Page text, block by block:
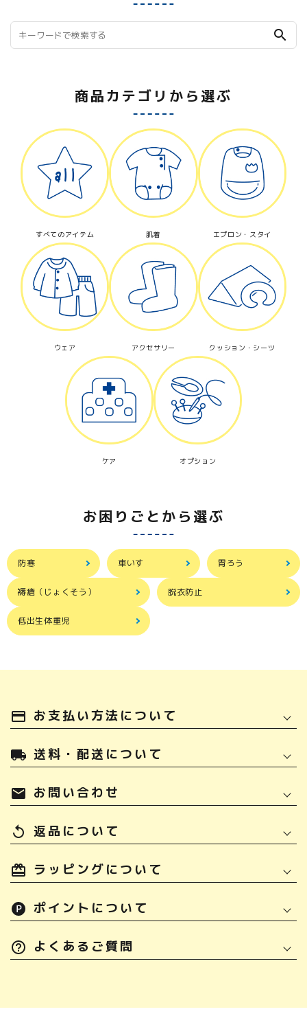
search
商品カテゴリから選ぶ
すべてのアイテム 肌着 エプロン・スタイ
ウェア アクセサリー クッション・シーツ
ケア オプション
お困りごとから選ぶ
防寒 車いす 胃ろう
褥瘡（じょくそう） 脱衣防止
低出生体重児
payment お支払い方法について
local_shipping 送料・配送について
mail お問い合わせ
replay 返品について
ラッピングについて
ポイントについて
よくあるご質問